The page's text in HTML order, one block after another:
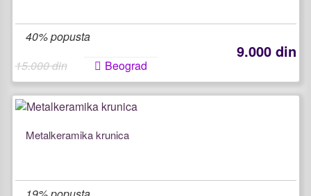
40% popusta
9.000 din
15.000 din Beograd
Metalkeramika krunica